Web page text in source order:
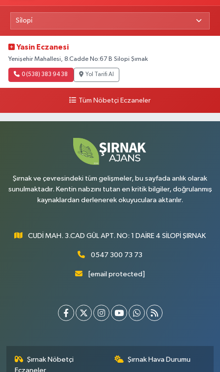
Yasin Eczanesi
Yenişehir Mahallesi, 8.Cadde No:67 B Silopi Şırnak
0 (538) 383 94 38 Yol Tarifi Al
Tüm Nöbetçi Eczaneler
Şırnak ve çevresindeki tüm gelişmeler, bu sayfada anlık olarak
sunulmaktadır. Kentin nabzını tutan en kritik bilgiler, doğrulanmış
kaynaklardan derlenerek okuyuculara aktarılır.
CUDİ MAH. 3.CAD GÜL APT. NO: 1 DAİRE 4 SİLOPİ ŞIRNAK
0547 300 73 73
[email protected]
Şırnak Nöbetçi
Eczaneler
Şırnak Hava Durumu